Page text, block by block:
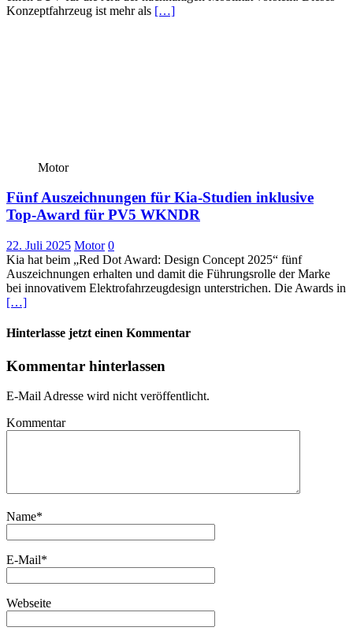
Konzeptfahrzeug ist mehr als […]
Motor
Fünf Auszeichnungen für Kia-Studien inklusive
Top-Award für PV5 WKNDR
22. Juli 2025 Motor 0
Kia hat beim „Red Dot Award: Design Concept 2025“ fünf
Auszeichnungen erhalten und damit die Führungsrolle der Marke
bei innovativem Elektrofahrzeugdesign unterstrichen. Die Awards in
[…]
Hinterlasse jetzt einen Kommentar
Kommentar hinterlassen
E-Mail Adresse wird nicht veröffentlicht.
Kommentar
Name*
E-Mail*
Webseite